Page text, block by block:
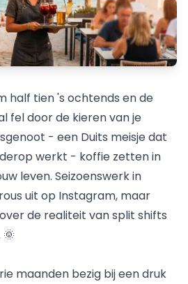
half tien 's ochtends en de
fel door de kieren van je
- een Duits meisje dat
werkt - koffie zetten in
leven. Seizoenswerk in
uit op Instagram, maar
de realiteit van split shifts
maanden bezig bij een druk